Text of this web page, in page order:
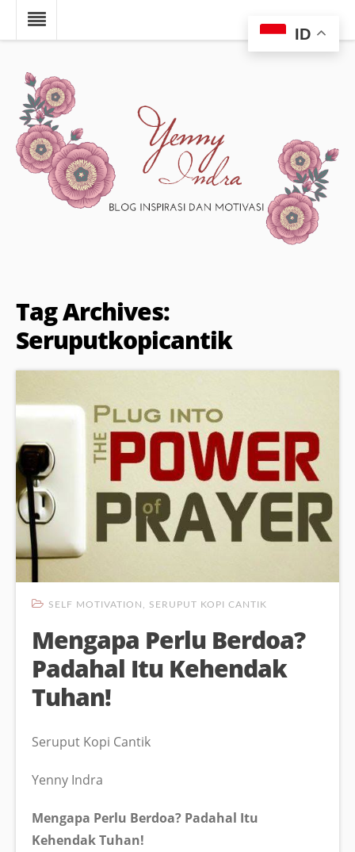
Tag Archives:
Seruputkopicantik
SELF MOTIVATION SERUPUT KOPI CANTIK
Mengapa Perlu Berdoa?
Padahal Itu Kehendak
Tuhan!
Seruput Kopi Cantik
Yenny Indra
Mengapa Perlu Berdoa? Padahal Itu
Kehendak Tuhan!
ID